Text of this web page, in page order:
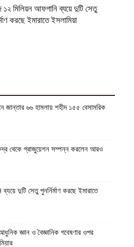
১২ মিলিয়ন আফগানি ব্যয়ে দুটি সেতু
করছে ইমারাতে ইসলামিয়া
জান্তার ৬৬ হামলায় শহীদ ১৫৫ বেসামরিক
থেকে গ্রাজুয়েশন সম্পন্ন করলেন আরও
দুটি সেতু পুনর্নির্মাণ করছে ইমারাতে
জ্ঞান ও বৈজ্ঞানিক গবেষণার ওপর